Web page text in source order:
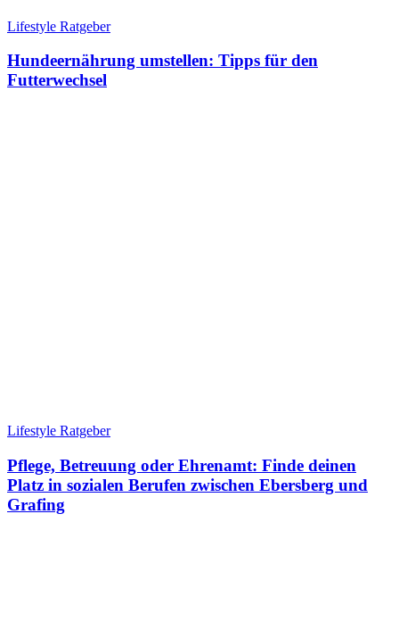
Lifestyle Ratgeber
Hundeernährung umstellen: Tipps für den
Futterwechsel
Lifestyle Ratgeber
Pflege, Betreuung oder Ehrenamt: Finde deinen
Platz in sozialen Berufen zwischen Ebersberg und
Grafing